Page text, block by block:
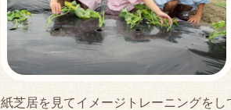
紙芝居を見てイメージトレーニングをし